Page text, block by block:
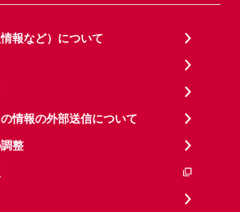
報など）について
情報の外部送信について
整